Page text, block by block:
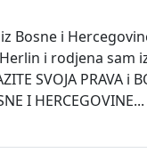
Bosne i
i rodjena
SVOJA PRAVA i
I HERCEGOVINE...